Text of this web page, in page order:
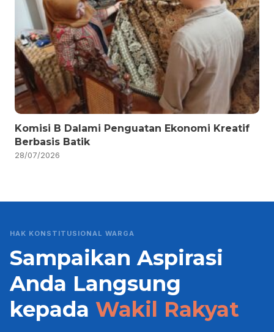
Komisi B Dalami Penguatan Ekonomi Kreatif
Berbasis Batik
28/07/2026
HAK KONSTITUSIONAL WARGA
Sampaikan Aspirasi
Anda Langsung
kepada Wakil Rakyat